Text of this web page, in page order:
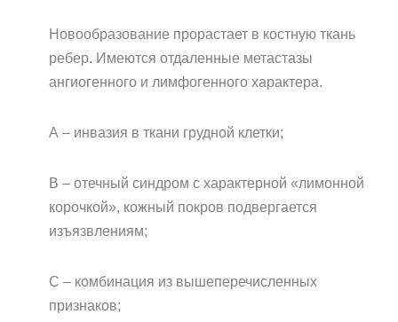
Новообразование прорастает в костную ткань
ребер. Имеются отдаленные метастазы
ангиогенного и лимфогенного характера.
А – инвазия в ткани грудной клетки;
В – отечный синдром с характерной «лимонной
корочкой», кожный покров подвергается
изъязвлениям;
С – комбинация из вышеперечисленных
признаков;